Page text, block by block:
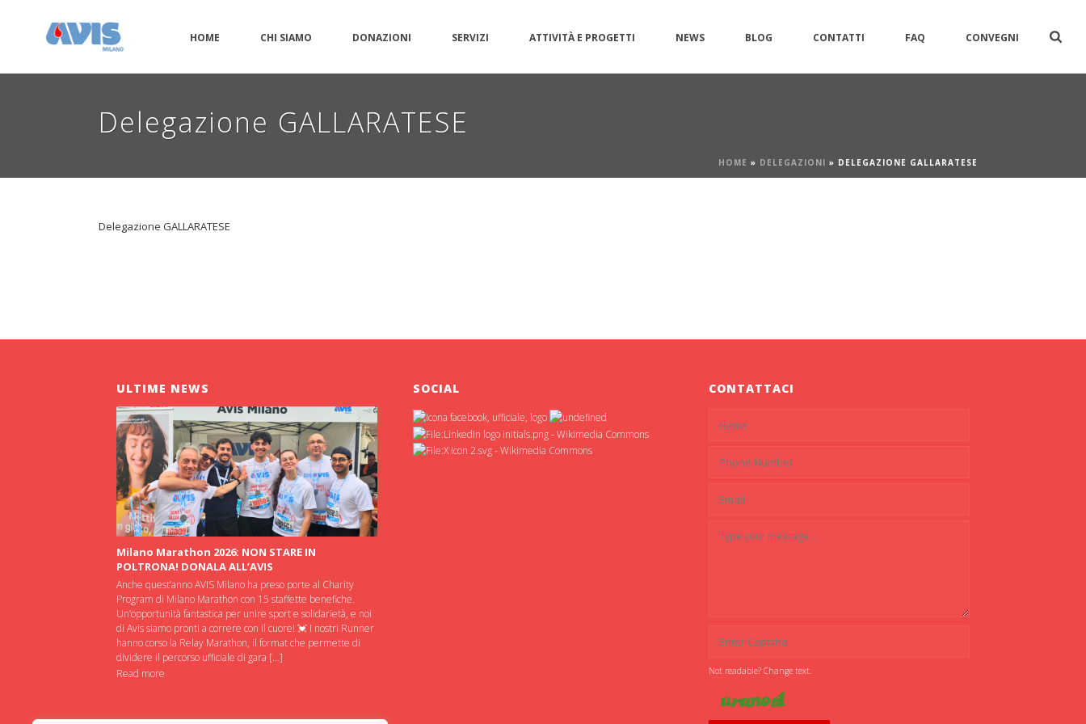
HOME CHI SIAMO DONAZIONI SERVIZI ATTIVITÀ E PROGETTI NEWS BLOG CONTATTI FAQ CONVEGNI
Delegazione GALLARATESE
HOME » DELEGAZIONI » DELEGAZIONE GALLARATESE
Delegazione GALLARATESE
ULTIME NEWS
Milano Marathon 2026: NON STARE IN
POLTRONA! DONALA ALL’AVIS
Anche quest’anno AVIS Milano ha preso porte al Charity
Program di Milano Marathon con 15 staffette benefiche.
Un’opportunità fantastica per unire sport e solidarietà, e noi
di Avis siamo pronti a correre con il cuore! 💓 I nostri Runner
hanno corso la Relay Marathon, il format che permette di
dividere il percorso ufficiale di gara […]
Read more
SOCIAL CONTATTACI
Not readable? Change text.